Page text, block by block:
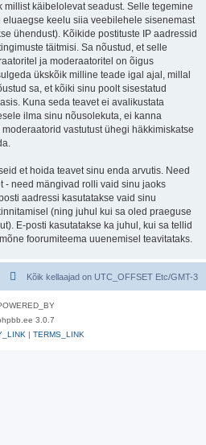
käibelolevat seadust. Selle tegemine
keelu siia veebilehele sisenemast
ühendust). Kõikide postituste IP aadressid
täitmisi. Sa nõustud, et selle
ja moderaatoritel on õigus
ükskõik milline teade igal ajal, millal
sa, et kõiki sinu poolt sisestatud
Kuna seda teavet ei avalikustata
ilma sinu nõusolekuta, ei kanna
vastutust ühegi häkkimiskatse
et hoida teavet sinu enda arvutis. Need
- need mängivad rolli vaid sinu jaoks
aadressi kasutatakse vaid sinu
(ning juhul kui sa oled praeguse
E-posti kasutatakse ka juhul, kui sa tellid
foorumiteema uuenemisel teavitataks.
Kõik kellaajad on UTC_OFFSET Etc/GMT-3
3.0.7
| TERMS_LINK